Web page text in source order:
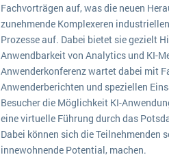
Fachvorträgen auf, was die neuen
zunehmende Komplexeren
Prozesse auf. Dabei bietet sie gezielt
Anwendbarkeit von Analytics und KI-
Anwenderkonferenz wartet dabei mit
Anwenderberichten und speziellen
Besucher die Möglichkeit KI-
eine virtuelle Führung durch das
Dabei können sich die Teilnehmenden
innewohnende Potential, machen.